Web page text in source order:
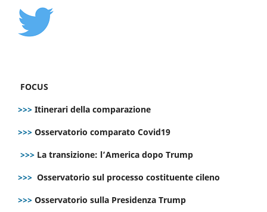
FOCUS
>>> Itinerari della comparazione
>>> Osservatorio comparato Covid19
>>> La transizione: l’America dopo Trump
>>> Osservatorio sul processo costituente cileno
>>> Osservatorio sulla Presidenza Trump